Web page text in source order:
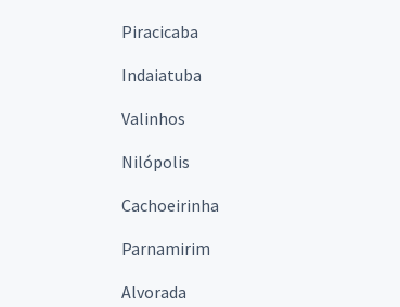
Piracicaba
Indaiatuba
Valinhos
Nilópolis
Cachoeirinha
Parnamirim
Alvorada